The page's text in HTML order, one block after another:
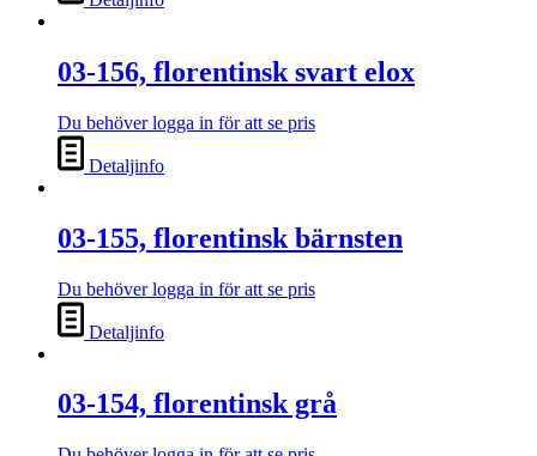
03-156, florentinsk svart elox
Du behöver logga in för att se pris
Detaljinfo
03-155, florentinsk bärnsten
Du behöver logga in för att se pris
Detaljinfo
03-154, florentinsk grå